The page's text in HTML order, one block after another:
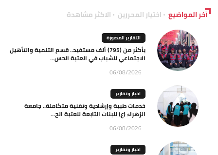
آخر المواضيع اختيار المحررين الاكثر مشاهدة
التقارير المصورة
بأكثر من (795) ألف مستفيد.. قسم التنمية والتأهيل
الاجتماعي للشباب في العتبة الحس...
06/08/2026
اخبار وتقارير
خدمات طبية وإرشادية وتقنية متكاملة.. جامعة
الزهراء (ع) للبنات التابعة للعتبة الح...
06/08/2026
اخبار وتقارير